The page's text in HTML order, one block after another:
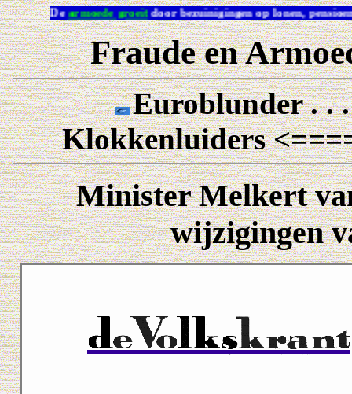
Dearmoede groeitdoor bezuinigingen op lonen,
Fraude en
Euroblunder . .
Klokkenluiders
Minister Melkert
wijzigingen